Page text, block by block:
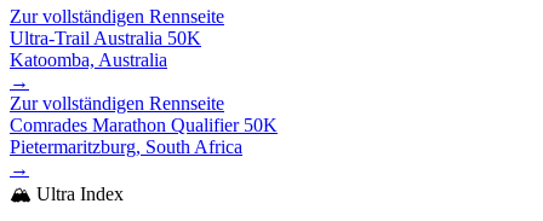
Zur vollständigen Rennseite
Ultra-Trail Australia 50K
Katoomba, Australia
→
Zur vollständigen Rennseite
Comrades Marathon Qualifier 50K
Pietermaritzburg, South Africa
→
🏔️ Ultra Index